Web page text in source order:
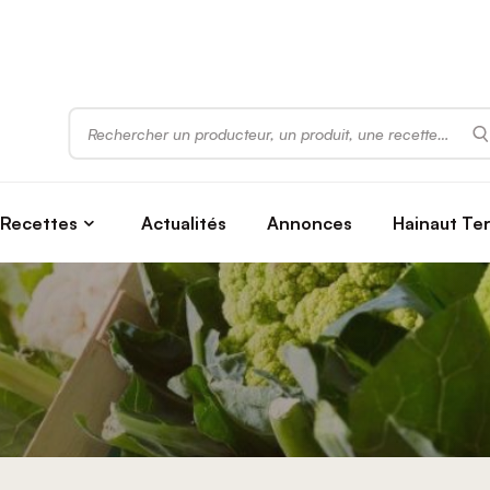
Rechercher
Recettes Actualités Annonces Hainaut